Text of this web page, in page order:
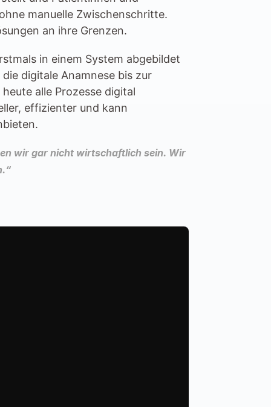
manuelle Zwischenschritte.
an ihre Grenzen.
in einem System abgebildet
digitale Anamnese bis zur
alle Prozesse digital
effizienter und kann
wir gar nicht wirtschaftlich sein. Wir